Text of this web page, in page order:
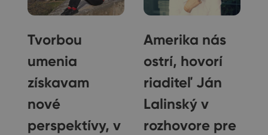
Tvorbou
umenia
získavam
nové
perspektívy, v
Amerika nás
ostrí, hovorí
riaditeľ Ján
Lalinský v
rozhovore pre